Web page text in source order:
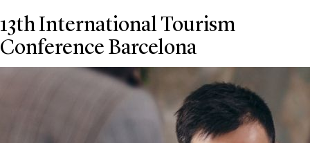
13th International Tourism
Conference Barcelona